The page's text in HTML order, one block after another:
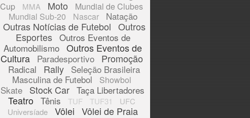
Cup
MMA Moto
Mundial de Clubes
Mundial Sub-20
Nascar Natação
Outras Notícias de Futebol Outros
Esportes Outros Eventos de
Automobilismo Outros Eventos de
Cultura
Paradesportivo Promoção
Radical Rally Seleção Brasileira
Masculina de Futebol
Showbol
Skate Stock Car Taça Libertadores
Teatro Tênis TUF TUF31
UFC
Universíade
Vôlei Vôlei de Praia